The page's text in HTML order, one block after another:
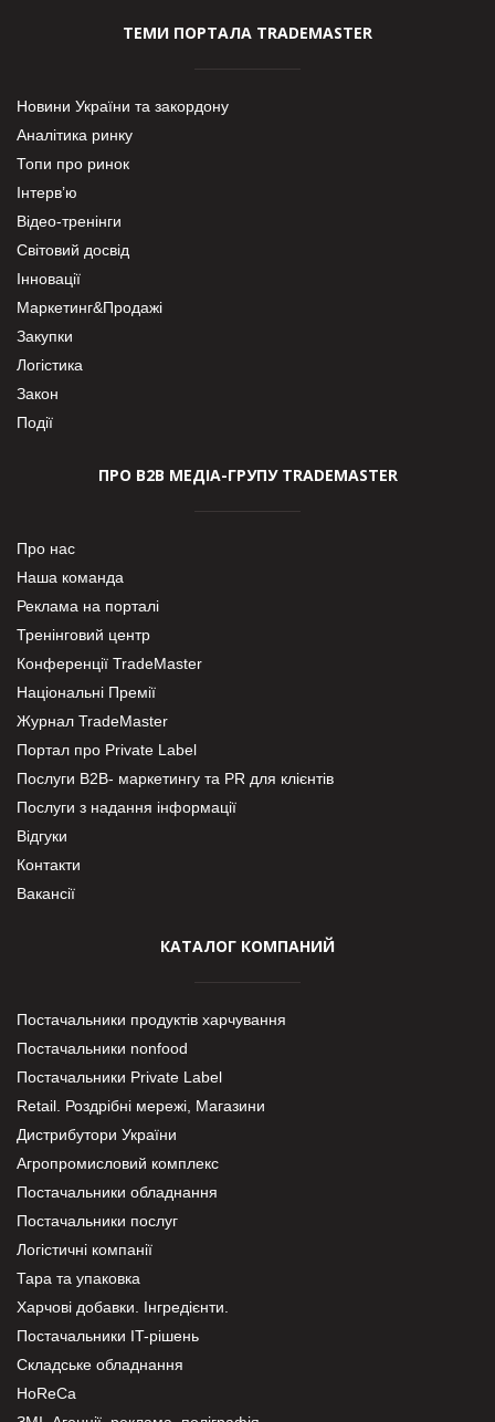
ТЕМИ ПОРТАЛА TRADEMASTER
Новини України та закордону
Аналітика ринку
Топи про ринок
Інтерв’ю
Відео-тренінги
Світовий досвід
Інновації
Маркетинг&Продажі
Закупки
Логістика
Закон
Події
ПРО В2В МЕДІА-ГРУПУ TRADEMASTER
Про нас
Наша команда
Реклама на порталі
Тренінговий центр
Конференції TradeMaster
Національні Премії
Журнал TradeMaster
Портал про Private Label
Послуги В2В- маркетингу та PR для клієнтів
Послуги з надання інформації
Відгуки
Контакти
Вакансії
КАТАЛОГ КОМПАНИЙ
Постачальники продуктів харчування
Постачальники nonfood
Постачальники Private Label
Retail. Роздрібні мережі, Магазини
Дистрибутори України
Агропромисловий комплекс
Постачальники обладнання
Постачальники послуг
Логістичні компанії
Тара та упаковка
Харчові добавки. Інгредієнти.
Постачальники IT-рішень
Складське обладнання
HoReCa